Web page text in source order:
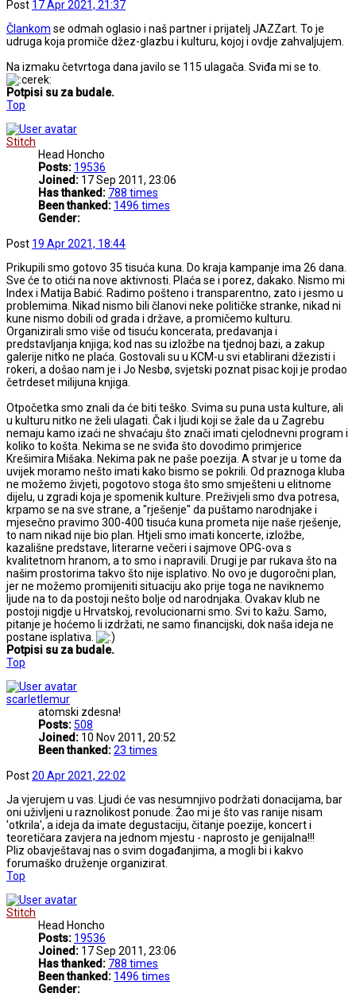
Post 17 Apr 2021, 21:37
Člankom se odmah oglasio i naš partner i prijatelj JAZZart. To je
udruga koja promiče džez-glazbu i kulturu, kojoj i ovdje zahvaljujem.
Na izmaku četvrtoga dana javilo se 115 ulagača. Sviđa mi se to.
Potpisi su za budale.
Top
Stitch
Head Honcho
Posts: 19536
Joined: 17 Sep 2011, 23:06
Has thanked: 788 times
Been thanked: 1496 times
Gender:
Post 19 Apr 2021, 18:44
Prikupili smo gotovo 35 tisuća kuna. Do kraja kampanje ima 26 dana.
Sve će to otići na nove aktivnosti. Plaća se i porez, dakako. Nismo mi
Index i Matija Babić. Radimo pošteno i transparentno, zato i jesmo u
problemima. Nikad nismo bili članovi neke političke stranke, nikad ni
kune nismo dobili od grada i države, a promičemo kulturu.
Organizirali smo više od tisuću koncerata, predavanja i
predstavljanja knjiga; kod nas su izložbe na tjednoj bazi, a zakup
galerije nitko ne plaća. Gostovali su u KCM-u svi etablirani džezisti i
rokeri, a došao nam je i Jo Nesbø, svjetski poznat pisac koji je prodao
četrdeset milijuna knjiga.
Otpočetka smo znali da će biti teško. Svima su puna usta kulture, ali
u kulturu nitko ne želi ulagati. Čak i ljudi koji se žale da u Zagrebu
nemaju kamo izaći ne shvaćaju što znači imati cjelodnevni program i
koliko to košta. Nekima se ne sviđa što dovodimo primjerice
Krešimira Mišaka. Nekima pak ne paše poezija. A stvar je u tome da
uvijek moramo nešto imati kako bismo se pokrili. Od praznoga kluba
ne možemo živjeti, pogotovo stoga što smo smješteni u elitnome
dijelu, u zgradi koja je spomenik kulture. Preživjeli smo dva potresa,
krpamo se na sve strane, a "rješenje" da puštamo narodnjake i
mjesečno pravimo 300-400 tisuća kuna prometa nije naše rješenje,
to nam nikad nije bio plan. Htjeli smo imati koncerte, izložbe,
kazališne predstave, literarne večeri i sajmove OPG-ova s
kvalitetnom hranom, a to smo i napravili. Drugi je par rukava što na
našim prostorima takvo što nije isplativo. No ovo je dugoročni plan,
jer ne možemo promijeniti situaciju ako prije toga ne naviknemo
ljude na to da postoji nešto bolje od narodnjaka. Ovakav klub ne
postoji nigdje u Hrvatskoj, revolucionarni smo. Svi to kažu. Samo,
pitanje je hoćemo li izdržati, ne samo financijski, dok naša ideja ne
postane isplativa.
Potpisi su za budale.
Top
scarletlemur
atomski zdesna!
Posts:508
Joined: 10 Nov 2011, 20:52
Been thanked:23 times
Post20 Apr 2021, 22:02
Ja vjerujem u vas. Ljudi će vas nesumnjivo podržati donacijama, bar
oni uživljeni u raznolikost ponude. Žao mi je što vas ranije nisam
'otkrila', a ideja da imate degustaciju, čitanje poezije, koncert i
teoretičara zavjera na jednom mjestu - naprosto je genijalna!!!
Pliz obavještavaj nas o svim događanjima, a mogli bi i kakvo
forumaško druženje organizirat.
Top
Stitch
Head Honcho
Posts: 19536
Joined: 17 Sep 2011, 23:06
Has thanked: 788 times
Been thanked: 1496 times
Gender: